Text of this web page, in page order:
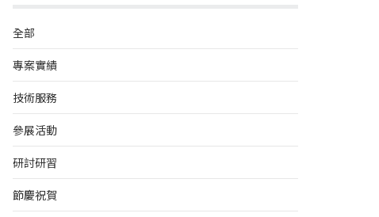
全部
專案實績
技術服務
參展活動
研討研習
節慶祝賀